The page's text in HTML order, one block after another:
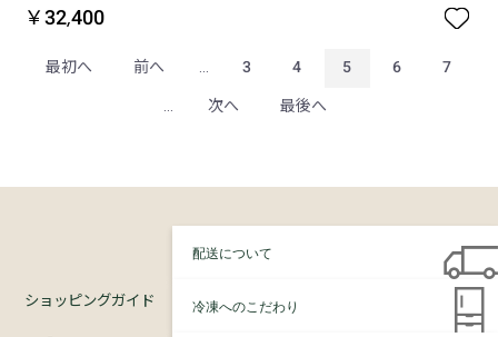
￥32,400 
最初へ 前へ ... 3 4 5 6 7
... 次へ 最後へ
ショッピングガイド
配送について
冷凍へのこだわり